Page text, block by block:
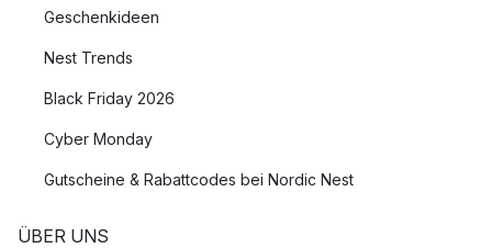
Geschenkideen
Nest Trends
Black Friday 2026
Cyber Monday
Gutscheine & Rabattcodes bei Nordic Nest
ÜBER UNS